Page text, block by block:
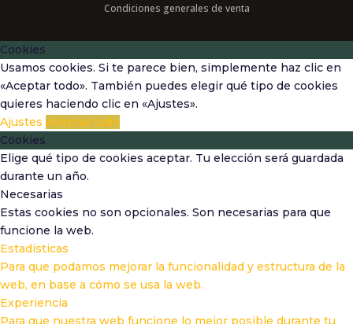
Condiciones generales de venta
Cookies
Usamos cookies. Si te parece bien, simplemente haz clic en
«Aceptar todo». También puedes elegir qué tipo de cookies
quieres haciendo clic en «Ajustes».
Ajustes Aceptar todo
Cookies
Elige qué tipo de cookies aceptar. Tu elección será guardada
durante un año.
Necesarias
Estas cookies no son opcionales. Son necesarias para que
funcione la web.
Estadísticas
Para que podamos mejorar la funcionalidad y estructura de la
web, en base a cómo se usa la web.
Experiencia
Para que nuestra web funcione lo mejor posible durante tu